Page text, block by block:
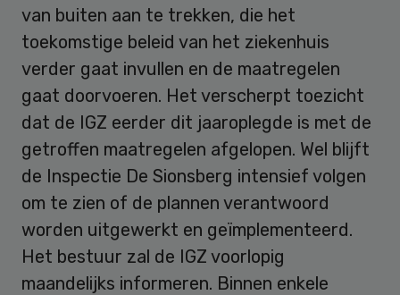
van buiten aan te trekken, die het
toekomstige beleid van het ziekenhuis
verder gaat invullen en de maatregelen
gaat doorvoeren. Het verscherpt toezicht
dat de IGZ eerder dit jaaroplegde is met de
getroffen maatregelen afgelopen. Wel blijft
de Inspectie De Sionsberg intensief volgen
om te zien of de plannen verantwoord
worden uitgewerkt en geïmplementeerd.
Het bestuur zal de IGZ voorlopig
maandelijks informeren. Binnen enkele